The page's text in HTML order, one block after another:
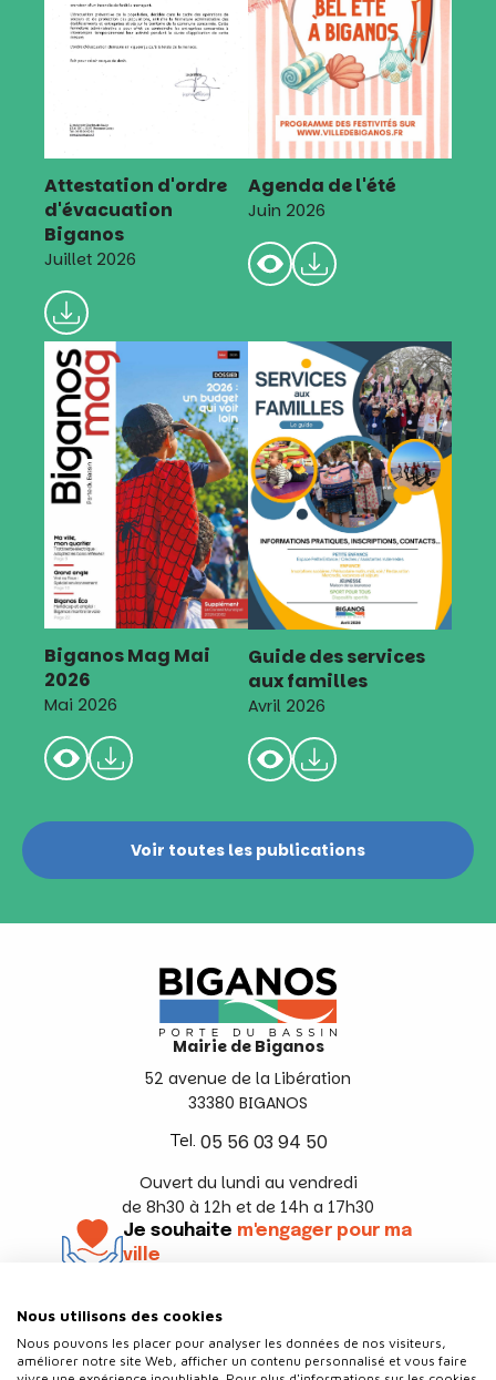
Attestation d'ordre
d'évacuation
Biganos
Juillet 2026
Agenda de l'été
Juin 2026
Biganos Mag Mai
2026
Mai 2026
Guide des services
aux familles
Avril 2026
Voir toutes les publications
Mairie de Biganos
52 avenue de la Libération
33380 BIGANOS
Tel. 05 56 03 94 50
Ouvert du lundi au vendredi
de 8h30 à 12h et de 14h a 17h30
Je souhaite m'engager pour ma
ville
Nous utilisons des cookies
Nous pouvons les placer pour analyser les données de nos visiteurs,
améliorer notre site Web, afficher un contenu personnalisé et vous faire